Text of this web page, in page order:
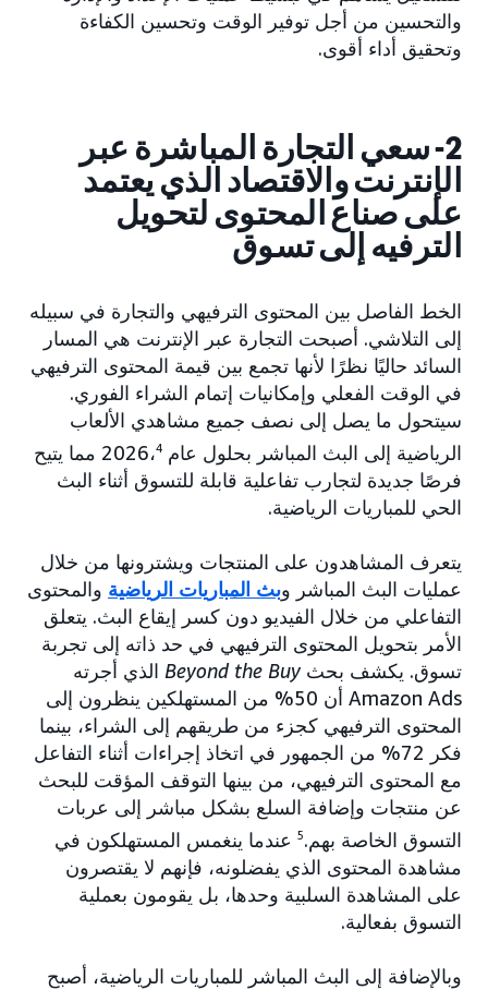
والتحسين من أجل توفير الوقت وتحسين الكفاءة
وتحقيق أداء أقوى.
2- سعي التجارة المباشرة عبر
الإنترنت والاقتصاد الذي يعتمد
على صناع المحتوى لتحويل
الترفيه إلى تسوق
الخط الفاصل بين المحتوى الترفيهي والتجارة في سبيله
إلى التلاشي. أصبحت التجارة عبر الإنترنت هي المسار
السائد حاليًا نظرًا لأنها تجمع بين قيمة المحتوى الترفيهي
في الوقت الفعلي وإمكانيات إتمام الشراء الفوري.
سيتحول ما يصل إلى نصف جميع مشاهدي الألعاب
الرياضية إلى البث المباشر بحلول عام 2026، 4
مما يتيح
فرصًا جديدة لتجارب تفاعلية قابلة للتسوق أثناء البث
الحي للمباريات الرياضية.
يتعرف المشاهدون على المنتجات ويشترونها من خلال
عمليات البث المباشر وبث المباريات الرياضية والمحتوى
التفاعلي من خلال الفيديو دون كسر إيقاع البث. يتعلق
الأمر بتحويل المحتوى الترفيهي في حد ذاته إلى تجربة
تسوق. يكشف بحث Beyond the Buy الذي أجرته
Amazon Ads أن 50% من المستهلكين ينظرون إلى
المحتوى الترفيهي كجزء من طريقهم إلى الشراء، بينما
فكر 72% من الجمهور في اتخاذ إجراءات أثناء التفاعل
مع المحتوى الترفيهي، من بينها التوقف المؤقت للبحث
عن منتجات وإضافة السلع بشكل مباشر إلى عربات
التسوق الخاصة بهم.5 عندما ينغمس المستهلكون في
مشاهدة المحتوى الذي يفضلونه، فإنهم لا يقتصرون
على المشاهدة السلبية وحدها، بل يقومون بعملية
التسوق بفعالية.
وبالإضافة إلى البث المباشر للمباريات الرياضية، أصبح